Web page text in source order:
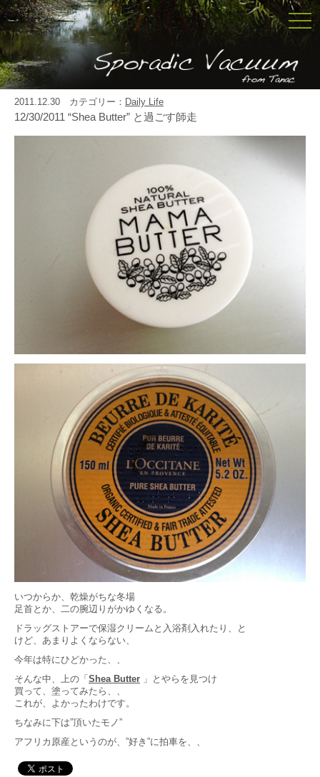
2011.12.30 カテゴリー： Daily Life
12/30/2011 “Shea Butter” と過ごす師走
いつからか、乾燥がちな冬場
足首とか、二の腕辺りがかゆくなる。
ドラッグストアーで保湿クリームと入浴剤入れたり、と
けど、あまりよくならない、
今年は特にひどかった、、
そんな中、上の「 Shea Butter 」とやらを見つけ
買って、塗ってみたら、、
これが、よかったわけです。
ちなみに下は”頂いたモノ”
アフリカ原産というのが、”好き”に拍車を、、